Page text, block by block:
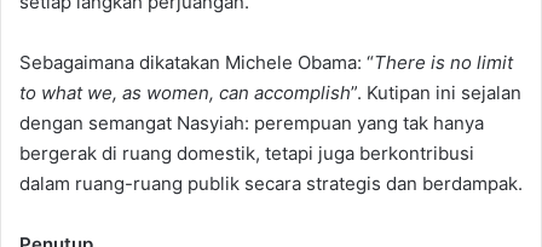
Sebagaimana dikatakan Michele Obama: “There is no limit
to what we, as women, can accomplish”. Kutipan ini sejalan
dengan semangat Nasyiah: perempuan yang tak hanya
bergerak di ruang domestik, tetapi juga berkontribusi
dalam ruang-ruang publik secara strategis dan berdampak.